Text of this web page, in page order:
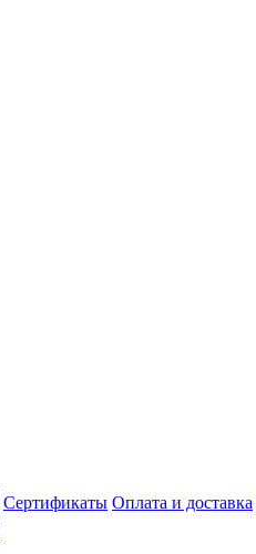
Сертификаты Оплата и доставка